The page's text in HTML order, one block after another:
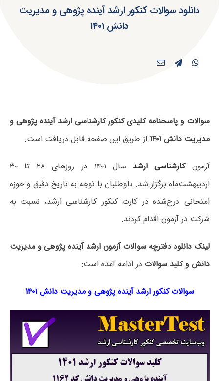
دانلود سوالات کنکور ارشد آینده پژوهی و مدیریت
دانش ۱۴۰۱
سوالات و پاسخنامه کلیدی کنکور کارشناسی ارشد آینده پژوهی و
مدیریت دانش ۱۴۰۱
از طریق این صفحه قابل دریافت است.
آزمونکارشناسی ارشد
سال ۱۴۰۱ در روزهای ۲۸ تا ۳۰
اردیبهشت‌ماه برگزار شد. داوطلبان با توجه به تاریخ دقیق و حوزه
امتحانی درج‌شده در کارت کنکور کارشناسی ارشد، نسبت به
شرکت در آزمون اقدام کردند.
لینک دانلود دفترچه سوالات آزمون ارشد آینده پژوهی و مدیریت
دانش و کلید سوالات در ادامه آمده است:
سوالات کنکور ارشد آینده پژوهی و مدیریت دانش ۱۴۰۱